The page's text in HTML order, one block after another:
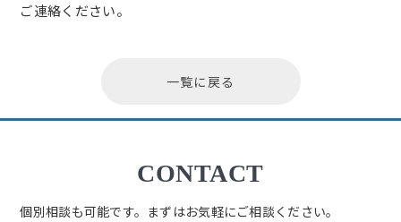
ご連絡ください。
一覧に戻る
CONTACT
個別相談も可能です。まずはお気軽にご相談ください。